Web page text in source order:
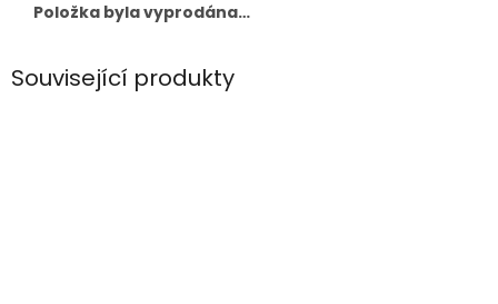
Položka byla vyprodána…
Související produkty